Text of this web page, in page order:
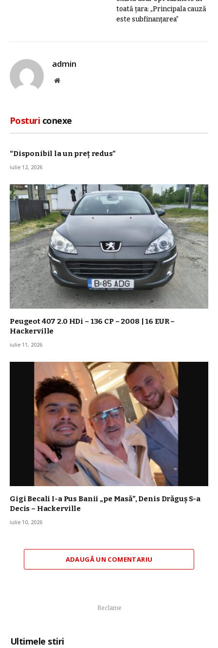
toată țara: „Principala cauză
este subfinanțarea”
admin
Site
Posturi conexe
“Disponibil la un preț redus”
iulie 12, 2026
Peugeot 407 2.0 HDi – 136 CP – 2008 | 16 EUR –
Hackerville
iulie 11, 2026
Gigi Becali I-a Pus Banii „pe Masă”, Denis Drăguș S-a
Decis – Hackerville
iulie 10, 2026
ADAUGĂ UN COMENTARIU
Reclame
Ultimele stiri